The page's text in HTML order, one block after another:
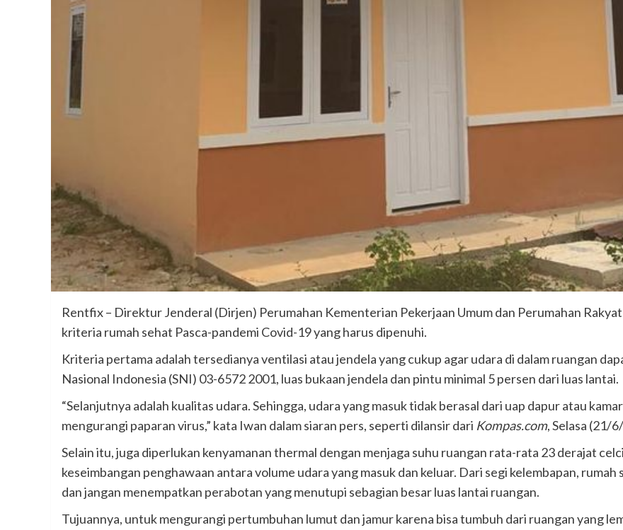
Rentfix – Direktur Jenderal (Dirjen) Perumahan Kementerian Pekerjaan Umum dan Perumahan
kriteria rumah sehat Pasca-pandemi Covid-19 yang harus dipenuhi.
Kriteria pertama adalah tersedianya ventilasi atau jendela yang cukup agar udara di dalam ruangan
Nasional Indonesia (SNI) 03-6572 2001, luas bukaan jendela dan pintu minimal 5 persen dari luas lantai.
“Selanjutnya adalah kualitas udara. Sehingga, udara yang masuk tidak berasal dari uap dapur atau
mengurangi paparan virus,” kata Iwan dalam siaran pers, seperti dilansir dari Kompas.com, Selasa (21/
Selain itu, juga diperlukan kenyamanan thermal dengan menjaga suhu ruangan rata-rata 23 derajat
keseimbangan penghawaan antara volume udara yang masuk dan keluar. Dari segi kelembapan,
dan jangan menempatkan perabotan yang menutupi sebagian besar luas lantai ruangan.
Tujuannya, untuk mengurangi pertumbuhan lumut dan jamur karena bisa tumbuh dari ruangan yang